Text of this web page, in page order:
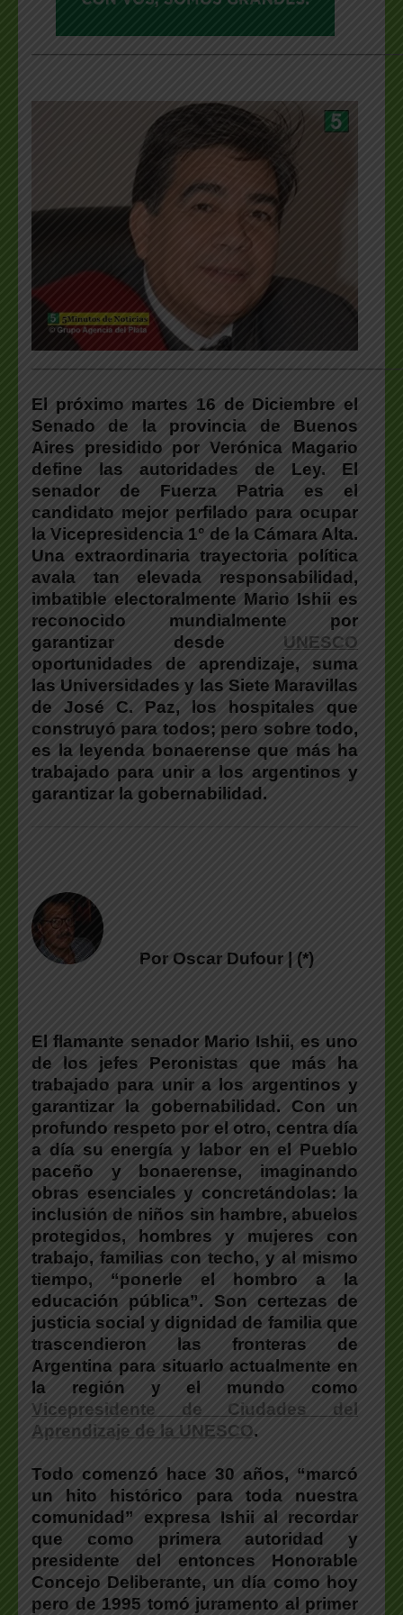
El próximo martes 16 de Diciembre el
Senado de la provincia de Buenos
Aires presidido por Verónica Magario
define las autoridades de Ley. El
senador de Fuerza Patria es el
candidato mejor perfilado para ocupar
la Vicepresidencia 1° de la Cámara Alta.
Una extraordinaria trayectoria política
avala tan elevada responsabilidad,
imbatible electoralmente Mario Ishii es
reconocido mundialmente por
garantizar desde UNESCO
oportunidades de aprendizaje, suma
las Universidades y las Siete Maravillas
de José C. Paz, los hospitales que
construyó para todos; pero sobre todo,
es la leyenda bonaerense que más ha
trabajado para unir a los argentinos y
garantizar la gobernabilidad.
Por Oscar Dufour | (*)
El flamante senador Mario Ishii, es uno
de los jefes Peronistas que más ha
trabajado para unir a los argentinos y
garantizar la gobernabilidad. Con un
profundo respeto por el otro, centra día
a día su energía y labor en el Pueblo
paceño y bonaerense, imaginando
obras esenciales y concretándolas: la
inclusión de niños sin hambre, abuelos
protegidos, hombres y mujeres con
trabajo, familias con techo, y al mismo
tiempo, “ponerle el hombro a la
educación pública”. Son certezas de
justicia social y dignidad de familia que
trascendieron las fronteras de
Argentina para situarlo actualmente en
la región y el mundo como
Vicepresidente de Ciudades del
Aprendizaje de la UNESCO .
Todo comenzó hace 30 años, “marcó
un hito histórico para toda nuestra
comunidad” expresa Ishii al recordar
que como primera autoridad y
presidente del entonces Honorable
Concejo Deliberante, un día como hoy
pero de 1995 tomó juramento al primer